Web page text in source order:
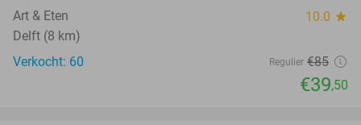
Art & Eten 10.0 star
Delft (8 km)
Verkocht: 60
Regulier €85
€39,50